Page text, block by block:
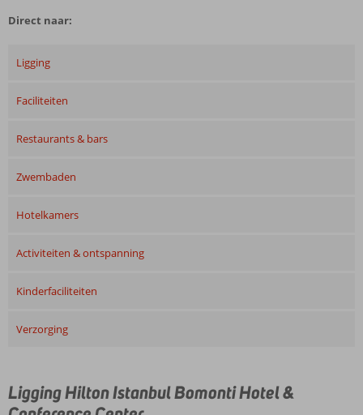
Direct naar:
Ligging
Faciliteiten
Restaurants & bars
Zwembaden
Hotelkamers
Activiteiten & ontspanning
Kinderfaciliteiten
Verzorging
Ligging Hilton Istanbul Bomonti Hotel &